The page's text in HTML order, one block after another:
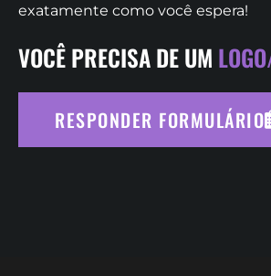
exatamente como você espera!
VOCÊ PRECISA DE UM
RESPONDER FORMULÁRIO